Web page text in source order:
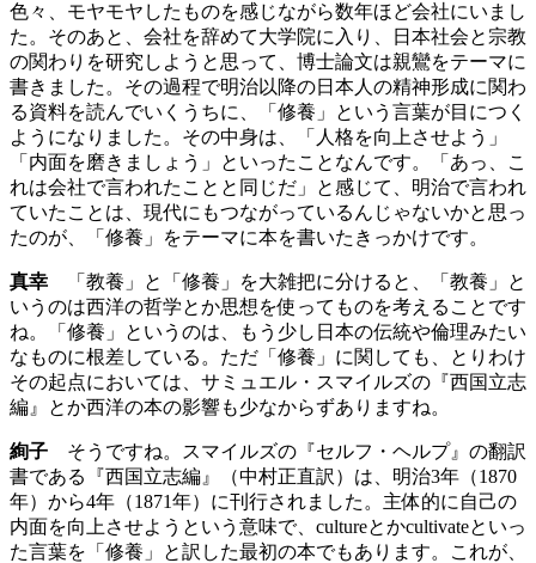
色々、モヤモヤしたものを感じながら数年ほど会社にいまし
た。そのあと、会社を辞めて大学院に入り、日本社会と宗教
の関わりを研究しようと思って、博士論文は親鸞をテーマに
書きました。その過程で明治以降の日本人の精神形成に関わ
る資料を読んでいくうちに、「修養」という言葉が目につく
ようになりました。その中身は、「人格を向上させよう」
「内面を磨きましょう」といったことなんです。「あっ、こ
れは会社で言われたことと同じだ」と感じて、明治で言われ
ていたことは、現代にもつながっているんじゃないかと思っ
たのが、「修養」をテーマに本を書いたきっかけです。
真幸 「教養」と「修養」を大雑把に分けると、「教養」と
いうのは西洋の哲学とか思想を使ってものを考えることです
ね。「修養」というのは、もう少し日本の伝統や倫理みたい
なものに根差している。ただ「修養」に関しても、とりわけ
その起点においては、サミュエル・スマイルズの『西国立志
編』とか西洋の本の影響も少なからずありますね。
絢子 そうですね。スマイルズの『セルフ・ヘルプ』の翻訳
書である『西国立志編』（中村正直訳）は、明治3年（1870
年）から4年（1871年）に刊行されました。主体的に自己の
内面を向上させようという意味で、cultureとかcultivateといっ
た言葉を「修養」と訳した最初の本でもあります。これが、